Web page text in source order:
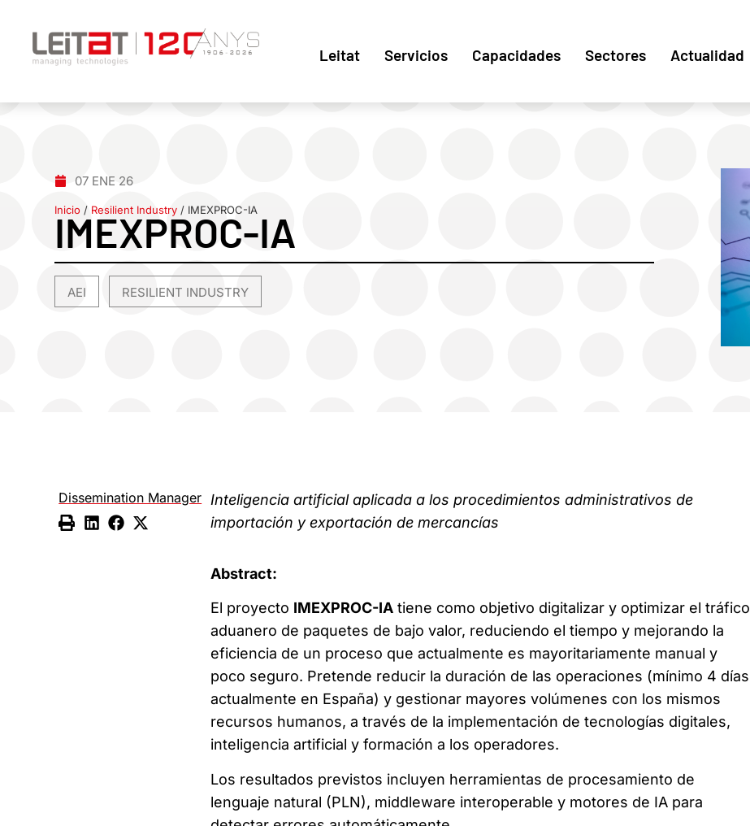
Leitat Servicios Capacidades Sectores Actualidad
07 ENE 26
Inicio / Resilient Industry / IMEXPROC-IA
IMEXPROC-IA
AEI RESILIENT INDUSTRY
Dissemination Manager Inteligencia artificial aplicada a los procedimientos administrativos de
importación yexportación de mercancías
Abstract:
El proyecto IMEXPROC-IAtiene como objetivo digitalizar y optimizar el tráfico
aduanero de paquetes de bajo valor, reduciendo el tiempo y mejorando la
eficiencia de un proceso que actualmente es mayoritariamente manual y
poco seguro. Pretende reducir la duración de las operaciones (mínimo 4 días
actualmente en España) y gestionar mayores volúmenes con los mismos
recursos humanos, a través de la implementación de tecnologías digitales,
inteligencia artificial y formación a los operadores.
Los resultados previstos incluyen herramientas de procesamiento de
lenguaje natural (PLN), middleware interoperable y motores de IA para